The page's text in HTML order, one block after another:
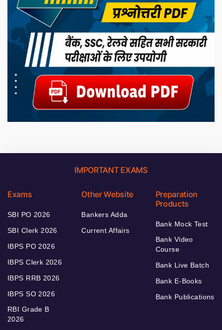
IMPORTANT EXAMS
Exams
SBI PO 2026
SBI Clerk 2026
IBPS PO 2026
IBPS Clerk 2026
IBPS RRB 2026
IBPS SO 2026
RBI Grade B
2026
Other Website
Bankers Adda
Current Affairs
Preparation
Products
Bank Mock Test
Bank Video
Course
Bank Live Batch
Bank E-Books
Bank Publications